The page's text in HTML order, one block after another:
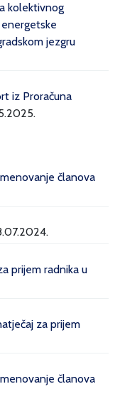
kolektivnog
jezgru
iz Proračuna
članova
prijem radnika u
za prijem
članova